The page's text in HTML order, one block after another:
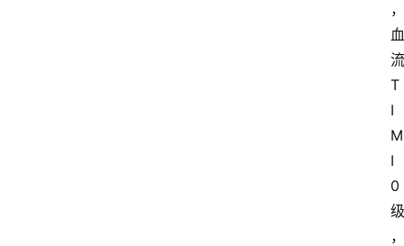
，
血
流
T
I
M
I
0
级
，